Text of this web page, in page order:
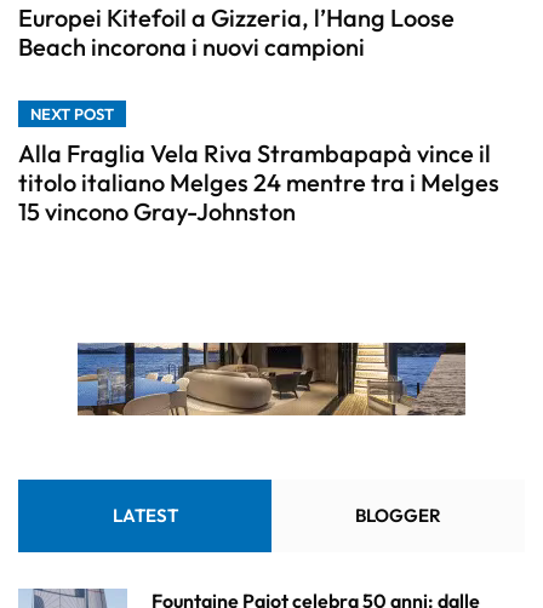
Europei Kitefoil a Gizzeria, l’Hang Loose
Beach incorona i nuovi campioni
NEXT POST
Alla Fraglia Vela Riva Strambapapà vince il
titolo italiano Melges 24 mentre tra i Melges
15 vincono Gray-Johnston
LATEST BLOGGER
Fountaine Pajot celebra 50 anni: dalle